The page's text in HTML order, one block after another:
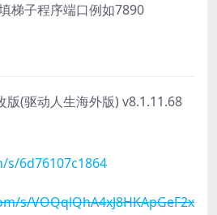
梯子程序端口例如7890
(驱动人生海外版) v8.1.11.68
6d76107c1864
s/VOQqlQhA4xJ8HKApGeF2x